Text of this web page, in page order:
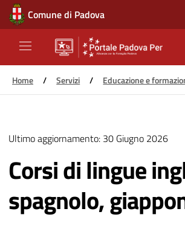
contenuto
principale
Comune di Padova
Home / Servizi / Educazione e
Ultimo aggiornamento: 30 Giugno 2026
Corsi di lingue
spagnolo,